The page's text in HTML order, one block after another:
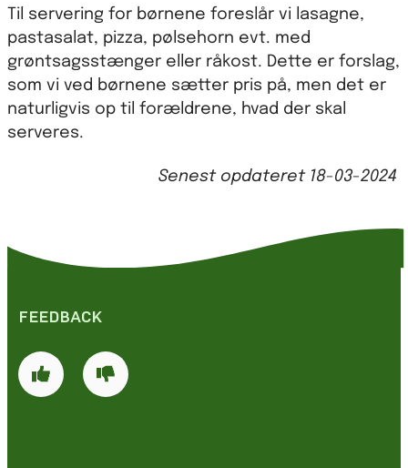
Til servering for børnene foreslår vi lasagne,
pastasalat, pizza, pølsehorn evt. med
grøntsagsstænger eller råkost. Dette er forslag,
som vi ved børnene sætter pris på, men det er
naturligvis op til forældrene, hvad der skal
serveres.
Senest opdateret 18-03-2024
FEEDBACK